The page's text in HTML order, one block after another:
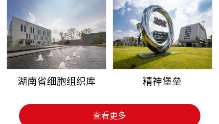
湖南省细胞组织库 精神堡垒
查看更多